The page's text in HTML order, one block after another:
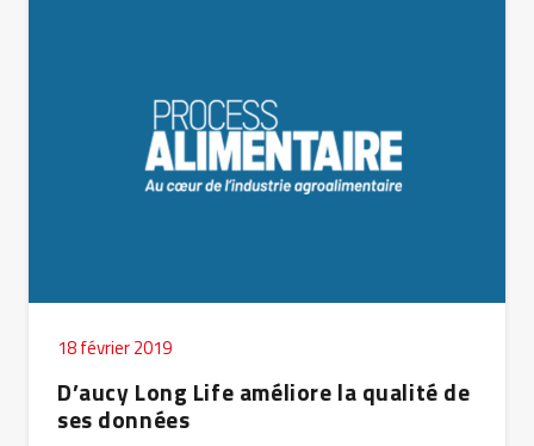
18 février 2019
D’aucy Long Life améliore la qualité de
ses données